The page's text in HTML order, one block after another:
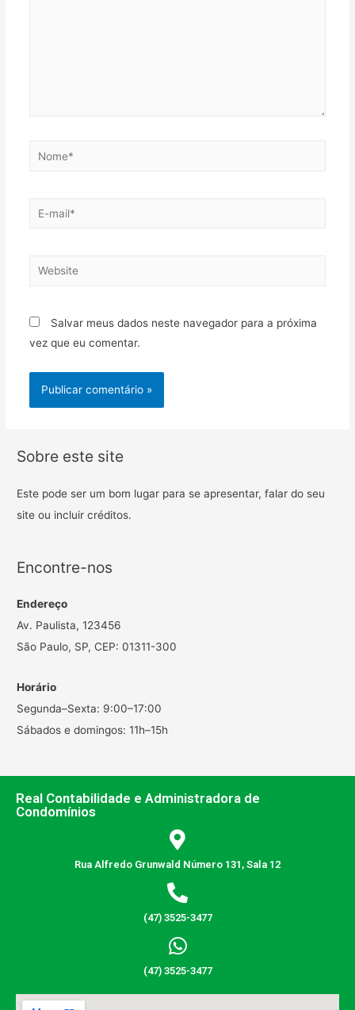
Salvar meus dados neste navegador para a próxima
vez que eu comentar.
Sobre este site
Este pode ser um bom lugar para se apresentar, falar do seu
site ou incluir créditos.
Encontre-nos
Endereço
Av. Paulista, 123456
São Paulo, SP, CEP: 01311-300
Horário
Segunda–Sexta: 9:00–17:00
Sábados e domingos: 11h–15h
Real Contabilidade e Administradora de
Condomínios
Rua Alfredo Grunwald Número 131, Sala 12
(47) 3525-3477
(47) 3525-3477